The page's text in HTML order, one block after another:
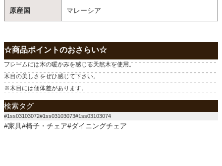
原産国 マレーシア
☆商品ポイントのおさらい☆
フレームには木の暖かみを感じる天然木を使用。
木目の美しさをぜひ感じて下さい。
※木目には個体差があります。
検索タグ
#1ss03103072#1ss03103073#1ss03103074
#家具#椅子・チェア#ダイニングチェア